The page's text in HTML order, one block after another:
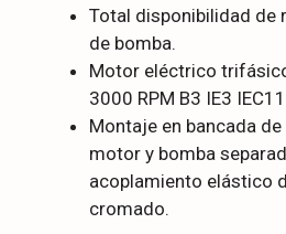
Total disponibilidad de
de bomba.
Motor eléctrico
3000 RPM B3 IE3
Montaje en bancada
motor y bomba
acoplamiento elástico
cromado.